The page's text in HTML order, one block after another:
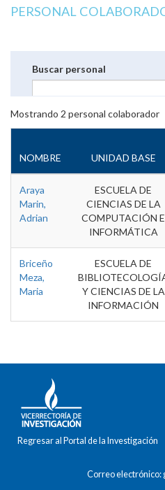
PERSONAL
Buscar personal
Mostrando 2 personal colaborador
NOMBRE UNIDAD BASE
Araya
Marin,
Adrian
ESCUELA DE
CIENCIAS DE LA
COMPUTACIÓN E
INFORMÁTICA
Briceño
Meza,
Maria
ESCUELA DE
Y CIENCIAS DE LA
INFORMACIÓN
Regresar al Portal de la Investigación
Correo electrónico: